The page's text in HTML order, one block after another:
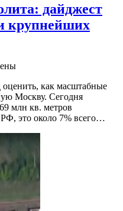
дайджест
крупнейших
как масштабные
Москву. Сегодня
млн кв. метров
это около 7% всего…